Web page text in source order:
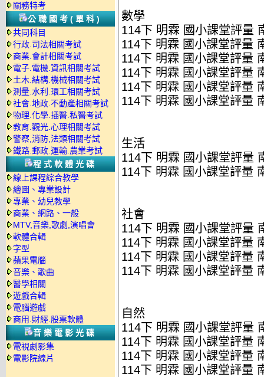
關務特考
公職國考(單科)
共同科目
行政.司法相關考試
商業.會計相關考試
電子.電機.資訊相關考試
土木.結構.機械相關考試
測量.水利.環工相關考試
社會.地政.不動產相關考試
物理.化學.插醫.私醫考試
教育.觀光.心理相關考試
警察,消防,法類相關考試
鐵路.郵政.運輸.農業考試
程式軟體光碟
線上課程綜合教學
繪圖、專業設計
專業、幼兒教學
商業、網路、一般
MTV,音樂,歌劇,演唱會
軟體合輯
字型
蘋果電腦
音樂、歌曲
醫學相關
遊戲合輯
電腦遊戲
商用.財經.股票軟體
音樂電影光碟
電視劇影集
電影院線片
數學
114下 明霖 國小課堂評量
114下 明霖 國小課堂評量
114下 明霖 國小課堂評量
114下 明霖 國小課堂評量
114下 明霖 國小課堂評量
114下 明霖 國小課堂評量
生活
114下 明霖 國小課堂評量
114下 明霖 國小課堂評量
社會
114下 明霖 國小課堂評量
114下 明霖 國小課堂評量
114下 明霖 國小課堂評量
114下 明霖 國小課堂評量
自然
114下 明霖 國小課堂評量
114下 明霖 國小課堂評量
114下 明霖 國小課堂評量
114下 明霖 國小課堂評量